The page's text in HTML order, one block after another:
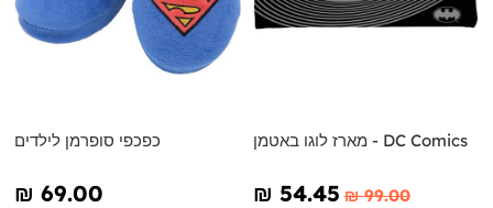
כפכפי סופרמן לילדים
₪‎ 69.00
מארז לוגו באטמן - DC Comics
₪‎ 54.45 ₪‎ 99.00